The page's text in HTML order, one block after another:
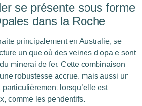
se présente sous forme
dans la Roche
principalement en Australie, se
unique où des veines d’opale sont
minerai de fer. Cette combinaison
robustesse accrue, mais aussi un
lorsqu’elle est
comme les pendentifs.